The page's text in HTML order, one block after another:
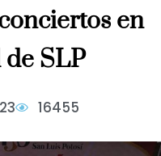
en
SLP
16455